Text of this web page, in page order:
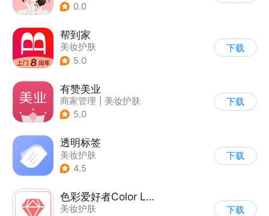
0.0
帮到家
美妆护肤
5.0
下载
有赞美业
商家管理
美妆护肤
5.0
下载
透明标签
美妆护肤
4.5
下载
色彩爱好者Color Lover
美妆护肤
下载